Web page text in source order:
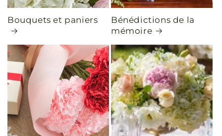
Bouquets et paniers
Bénédictions de la
mémoire